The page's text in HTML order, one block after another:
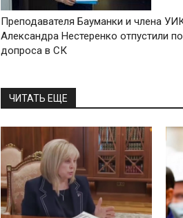
Преподавателя Бауманки и члена
Александра Нестеренко отпустили
допроса в СК
ЧИТАТЬ ЕЩЕ